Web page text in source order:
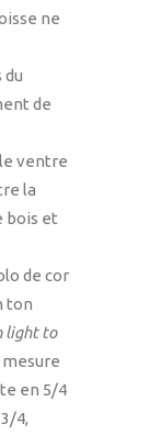
ne
du
de
ventre
la
bois et
de cor
ton
light to
en 5/4
4,